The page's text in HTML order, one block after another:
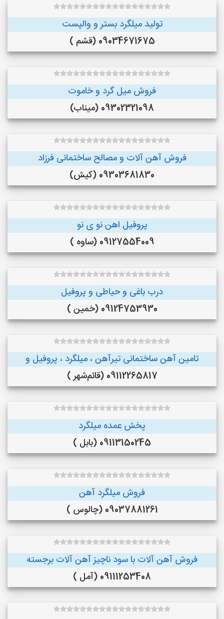
تولید میلگرد بستر و والپست
09034671675 (قشم )
فروش میل گرد و خاموت
09302321098 (میناب)
فروش آهن آلات و مصالح ساختمانی فرزاد
09303681830 (کیش)
پروفیل اهن نو ی نو
09127554009 (ساوه )
درب باغی و حیاطی و پروفیل
09124753930 (خمین )
تامین آهن ساختمانی تیرآهن ، میلگرد ، پروفیل و
09112265817 (قائم‌شهر )
پخش عمده میلگرد
09113150245 (بابل )
فروش میلگرد آهن
09037881261 (چالوس )
فروش آهن آلات با سود ناچیز آهن آلات برجسته
09111253408 (آمل )